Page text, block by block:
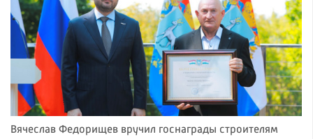
Вячеслав Федорищев вручил госнаграды строителям